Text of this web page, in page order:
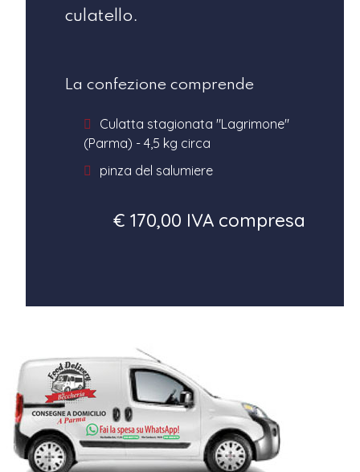
culatello.
La confezione comprende
Culatta stagionata "Lagrimone"
(Parma) - 4,5 kg circa
pinza del salumiere
€ 170,00 IVA compresa